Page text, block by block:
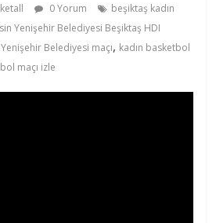
0 Yorum
beşiktaş kadın
Yenişehir Belediyesi Beşiktaş HDI
Belediyesi maçı, kadın basketbol
maçı izle